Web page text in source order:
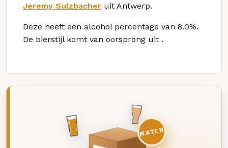
Jeremy Sulzbacher uit Antwerp.
Deze heeft een alcohol percentage van 8.0%.
De bierstijl komt van oorsprong uit .
MATCH